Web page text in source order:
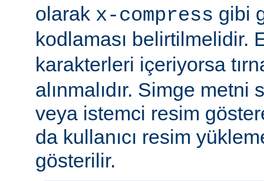
olarak x-compress gibi
kodlaması belirtilmelidir.
karakterleri içeriyorsa
alınmalıdır. Simge metni
veya istemci resim
da kullanıcı resim
gösterilir.